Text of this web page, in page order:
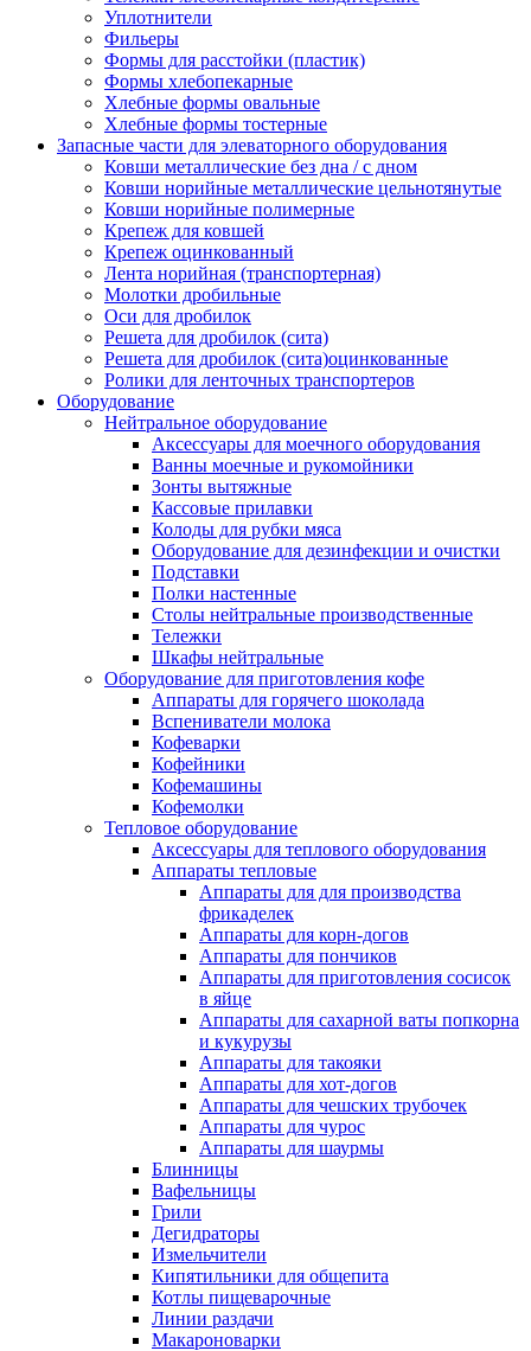
Уплотнители
Фильеры
Формы для расстойки (пластик)
Формы хлебопекарные
Хлебные формы овальные
Хлебные формы тостерные
Запасные части для элеваторного оборудования
Ковши металлические без дна / с дном
Ковши норийные металлические цельнотянутые
Ковши норийные полимерные
Крепеж для ковшей
Крепеж оцинкованный
Лента норийная (транспортерная)
Молотки дробильные
Оси для дробилок
Решета для дробилок (сита)
Решета для дробилок (сита)оцинкованные
Ролики для ленточных транспортеров
Оборудование
Нейтральное оборудование
Аксессуары для моечного оборудования
Ванны моечные и рукомойники
Зонты вытяжные
Кассовые прилавки
Колоды для рубки мяса
Оборудование для дезинфекции и очистки
Подставки
Полки настенные
Столы нейтральные производственные
Тележки
Шкафы нейтральные
Оборудование для приготовления кофе
Аппараты для горячего шоколада
Вспениватели молока
Кофеварки
Кофейники
Кофемашины
Кофемолки
Тепловое оборудование
Аксессуары для теплового оборудования
Аппараты тепловые
Аппараты для для производства
фрикаделек
Аппараты для корн-догов
Аппараты для пончиков
Аппараты для приготовления сосисок
в яйце
Аппараты для сахарной ваты попкорна
и кукурузы
Аппараты для такояки
Аппараты для хот-догов
Аппараты для чешских трубочек
Аппараты для чурос
Аппараты для шаурмы
Блинницы
Вафельницы
Грили
Дегидраторы
Измельчители
Кипятильники для общепита
Котлы пищеварочные
Линии раздачи
Макароноварки